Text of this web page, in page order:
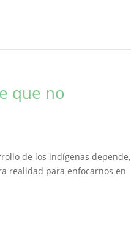
que no
de los indígenas depende,
realidad para enfocarnos en